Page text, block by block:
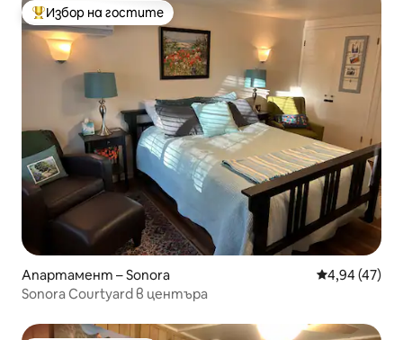
Най-популярен избор на гостите
Избор на гостите
Апартамент – Sonora Средна
4,94 (47)
Sonora Courtyard в центъра